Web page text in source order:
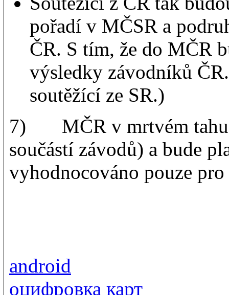
pořadí v MČSR a
ČR. S tím, že do MČR
výsledky závodníků
soutěžící ze SR.)
7) MČR v mrtvém tahu
součástí závodů) a bude
vyhodnocováno pouze
android
оцифровка карт